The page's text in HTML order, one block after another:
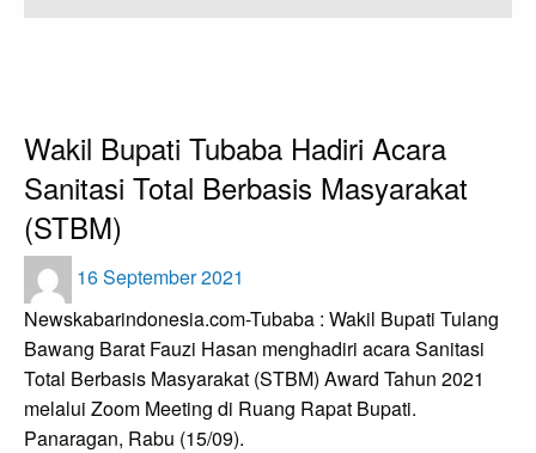
Wakil Bupati Tubaba Hadiri Acara
Sanitasi Total Berbasis Masyarakat
(STBM)
Posted
16 September 2021
Newskabarindonesia.com-Tubaba : Wakil Bupati Tulang
Bawang Barat Fauzi Hasan menghadiri acara Sanitasi
Total Berbasis Masyarakat (STBM) Award Tahun 2021
melalui Zoom Meeting di Ruang Rapat Bupati.
Panaragan, Rabu (15/09).